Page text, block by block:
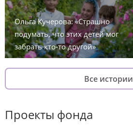
Ольга Кучерова: «Страшно
подумать, что этих детей мог
забрать кто-то другой»
Все истории
Проекты фонда